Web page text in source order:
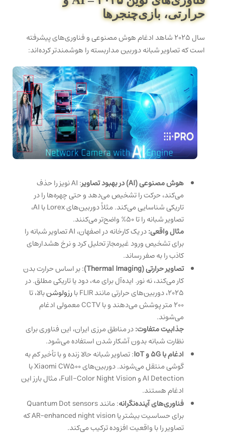
حرارتی، بازی‌چنجرها
سال ۲۰۲۵ شاهد ادغام هوش مصنوعی و فناوری‌های پیشرفته
است که تصاویر شبانه دوربین مداربسته را هوشمندتر کرده‌اند:
هوش مصنوعی (AI) در بهبود تصاویر
: AI نویز را حذف
می‌کند، حرکت را تشخیص می‌دهد و حتی چهره‌ها را در
تاریکی شناسایی می‌کند. مثلاً دوربین‌های Lorex با AI،
تصاویر شبانه را تا ۵۰% واضح‌تر می‌کنند.
مثال واقعی:
در یک کارخانه در اصفهان، AI تصاویر شبانه را
برای تشخیص ورود غیرمجاز تحلیل کرد و نرخ هشدارهای
کاذب را به صفر رساند.
تصاویر حرارتی (Thermal Imaging)
: بر اساس حرارت بدن
کار می‌کند، نه نور. ایده‌آل برای مه، دود یا تاریکی مطلق. در
۲۰۲۵، دوربین‌های حرارتی مانند FLIR با
رزولوشنبالا، تا
۲۰۰ متر پوشش می‌دهند و با CCTV معمولی ادغام
می‌شوند.
جذابیت متفاوت:در مناطق مرزی ایران، این فناوری برای
نظارت شبانه بدون آشکار شدن استفاده می‌شود.
ادغام با ۵G و IoT
: تصاویر شبانه حالا زنده و با تأخیر کم به
گوشی منتقل می‌شوند. دوربین‌های Xiaomi CW500 با
AI Detection و Full-Color Night Vision، مثال بارز این
ادغام هستند.
فناوری‌های آینده‌نگرانه
: مانند Quantum Dot sensors
برای حساسیت بیشتر یا AR-enhanced night vision که
تصاویر را با واقعیت افزوده ترکیب می‌کند.